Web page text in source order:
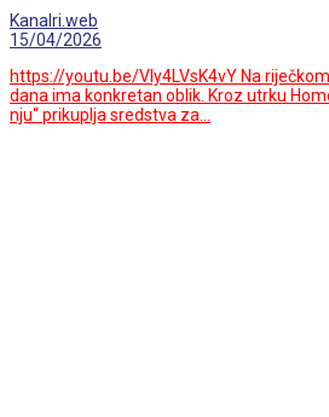
Kanalri.web
15/04/2026
https://youtu.be/Vly4LVsK4vY Na
dana ima konkretan oblik. Kroz utrku
nju“ prikuplja sredstva za…